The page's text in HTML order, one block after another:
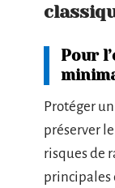
Pour
Protéger
préserver
risques de
principales